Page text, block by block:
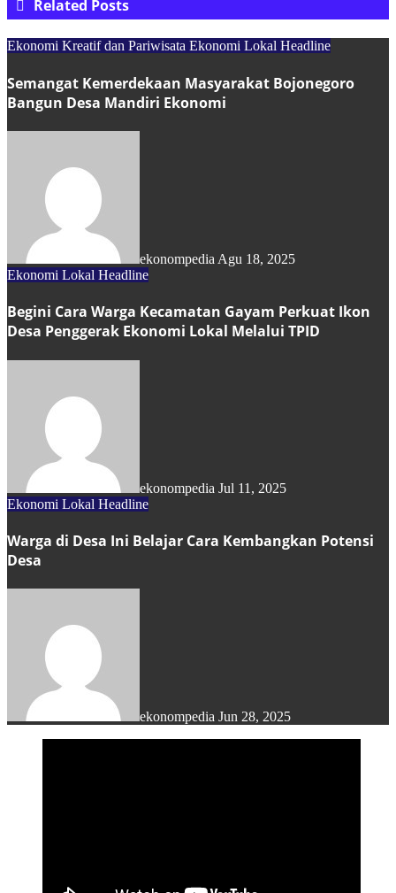
Related Posts
Ekonomi Kreatif dan Pariwisata Ekonomi Lokal Headline
Semangat Kemerdekaan Masyarakat Bojonegoro
Bangun Desa Mandiri Ekonomi
ekonompedia Agu 18, 2025
Ekonomi Lokal Headline
Begini Cara Warga Kecamatan Gayam Perkuat Ikon
Desa Penggerak Ekonomi Lokal Melalui TPID
ekonompedia Jul 11, 2025
Ekonomi Lokal Headline
Warga di Desa Ini Belajar Cara Kembangkan Potensi
Desa
ekonompedia Jun 28, 2025